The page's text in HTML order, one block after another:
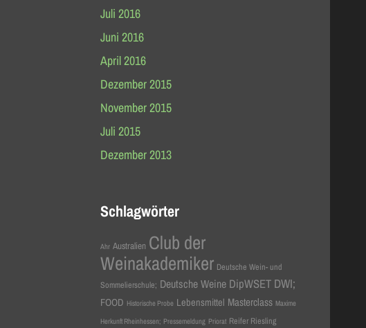
Juli 2016
Juni 2016
April 2016
Dezember 2015
November 2015
Juli 2015
Dezember 2013
Schlagwörter
Ahr Australien Club der
Weinakademiker Deutsche Wein- und
Sommelierschule; Deutsche Weine DipWSET DWI;
FOOD Historische Probe Lebensmittel Masterclass Maxime
Herkunft Rheinhessen; Pressemeldung Priorat Reifer Riesling